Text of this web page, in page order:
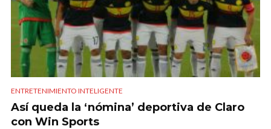
ENTRETENIMIENTO INTELIGENTE
Así queda la ‘nómina’ deportiva de Claro
con Win Sports